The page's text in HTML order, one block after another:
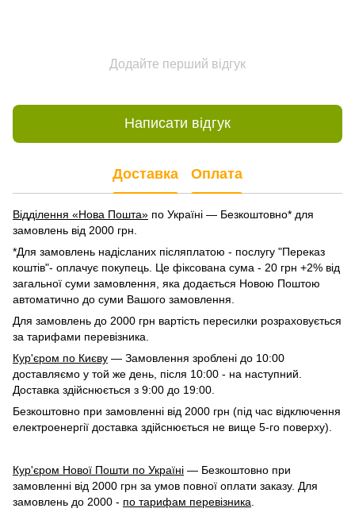
Додайте перший відгук
Написати відгук
Доставка Оплата
Відділення «Нова Пошта» по Україні — Безкоштовно* для
замовлень від 2000 грн.
*Для замовлень надісланих післяплатою - послугу "Переказ
коштів"- оплачує покупець. Це фіксована сума - 20 грн +2% від
загальної суми замовлення, яка додається Новою Поштою
автоматично до суми Вашого замовлення.
Для замовлень до 2000 грн вартість пересилки розраховується
за тарифами перевізника.
Кур'єром по Києву — Замовлення зроблені до 10:00
доставляємо у той же день, після 10:00 - на наступний.
Доставка здійснюється з 9:00 до 19:00.
Безкоштовно при замовленні від 2000 грн (під час відключення
електроенергії доставка здійснюється не вище 5-го поверху).
Кур'єром Нової Пошти по Україні — Безкоштовно при
замовленні від 2000 грн за умов повної оплати заказу. Для
замовлень до 2000 - по тарифам перевізника